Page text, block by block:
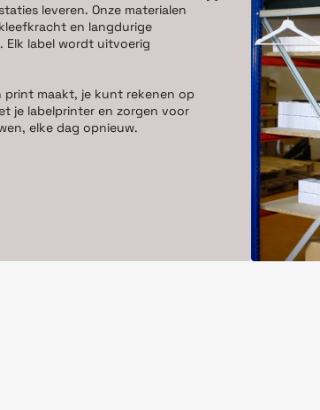
leveren. Onze materialen
en langdurige
Elk label wordt uitvoerig
maakt, je kunt rekenen op
je labelprinter en zorgen voor
elke dag opnieuw.